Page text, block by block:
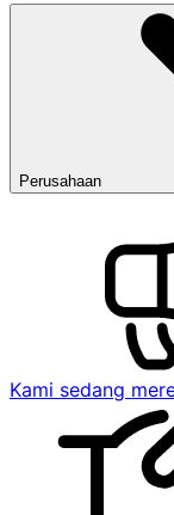
Perusahaan
Kami sedang